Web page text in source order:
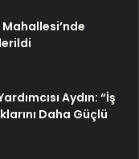
Aydın: “İş
Daha Güçlü